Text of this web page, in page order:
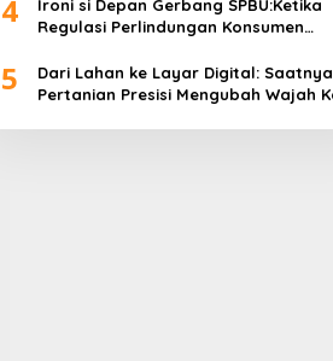
4
Ironi si Depan Gerbang SPBU:Ketika
Regulasi Perlindungan Konsumen
5
Dari Lahan ke Layar Digital: Saatnya
Pertanian Presisi Mengubah Wajah Kota